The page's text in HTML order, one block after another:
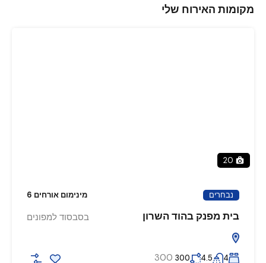
מקומות האירוח שלי
20
נבחרים מינימום אורחים 6
בית מפנק בהוד השרון בסבסוד למפונים
4
4.5
300
300